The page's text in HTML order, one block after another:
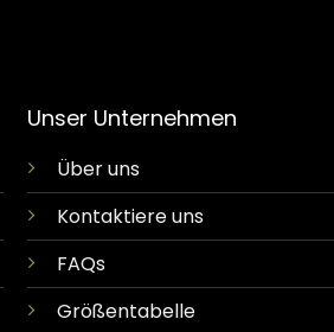
Unser Unternehmen
Über uns
Kontaktiere uns
FAQs
Größentabelle